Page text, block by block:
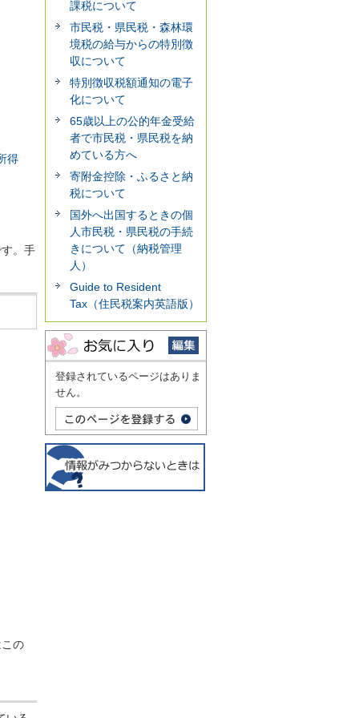
得
。手
の
課税について
市民税・県民税・森林環
境税の給与からの特別徴
収について
特別徴収税額通知の電子
化について
65歳以上の公的年金受給
者で市民税・県民税を納
めている方へ
寄附金控除・ふるさと納
税について
国外へ出国するときの個
人市民税・県民税の手続
きについて（納税管理
人）
Guide to Resident
Tax（住民税案内英語版）
登録されているページはありま
せん。